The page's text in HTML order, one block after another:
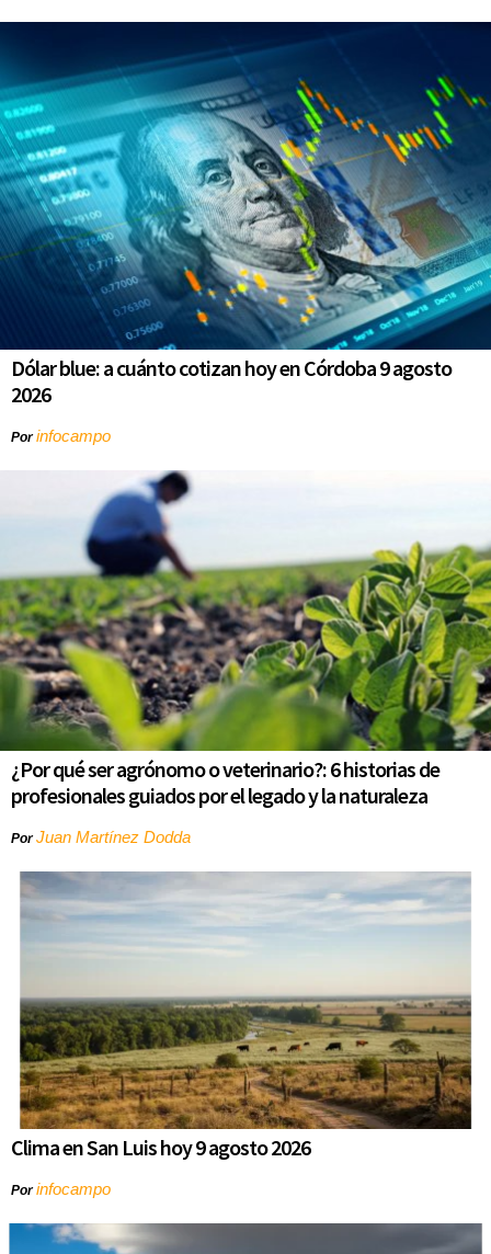
Dólar blue: a cuánto cotizan hoy en Córdoba 9 agosto
2026
Porinfocampo
¿Por qué ser agrónomo o veterinario?: 6 historias de
profesionales guiados por el legado y la naturaleza
PorJuan Martínez Dodda
Clima en San Luis hoy 9 agosto 2026
Porinfocampo